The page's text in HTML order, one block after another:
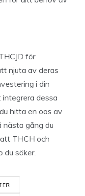
för
njuta av deras
i din
dessa
hitta en oas av
nästa gång du
THCH och
du söker.